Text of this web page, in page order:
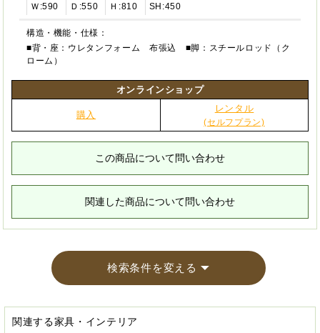
Ｗ:590
Ｄ:550 Ｈ:810 SH:450
構造・機能・仕様：
■背・座：ウレタンフォーム 布張込 ■脚：スチールロッド（ク
ローム）
オンラインショップ
購入
レンタル
(セルフプラン)
この商品について問い合わせ
関連した商品について問い合わせ
検索条件を変える
関連する家具・インテリア